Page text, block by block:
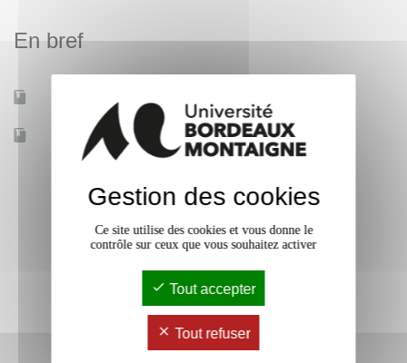
En bref
Accessible à distance Non
Gestion des cookies
Ce site utilise des cookies et vous donne le
contrôle sur ceux que vous souhaitez activer
Tout accepter
Tout refuser